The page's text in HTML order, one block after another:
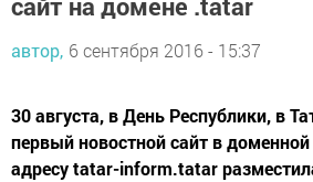
сайт на домене .tatar
автор, 6 сентября 2016 - 15:37
30 августа, в День Республики, в
первый новостной сайт в
адресу tatar-inform.tatar